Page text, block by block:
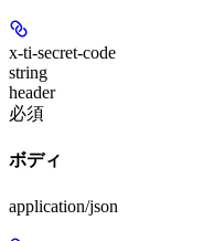
x-ti-secret-code
string
header
必須
ボディ
application/json